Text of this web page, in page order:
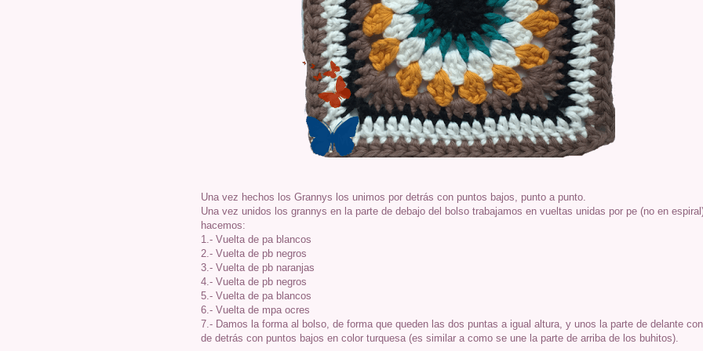
Una vez hechos los Grannys los unimos por detrás con puntos bajos, punto a punto.
Una vez unidos los grannys en la parte de debajo del bolso trabajamos en vueltas unidas por pe (no en
hacemos:
1.- Vuelta de pa blancos
2.- Vuelta de pb negros
3.- Vuelta de pb naranjas
4.- Vuelta de pb negros
5.- Vuelta de pa blancos
6.- Vuelta de mpa ocres
7.- Damos la forma al bolso, de forma que queden las dos puntas a igual altura, y unos la parte de delante
de detrás con puntos bajos en color turquesa (es similar a como se une la parte de arriba de los buhitos).